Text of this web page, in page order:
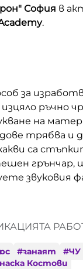
София в
.
за
ръчно
на
трябва и
са
грънчар,
звуковия
#занаят #ЧУ
Костови